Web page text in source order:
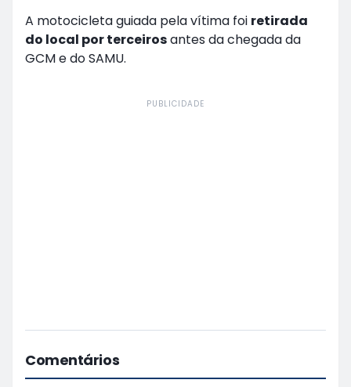
A motocicleta guiada pela vítima foi retirada
do local por terceirosantes da chegada da
GCM e do SAMU.
PUBLICIDADE
Comentários